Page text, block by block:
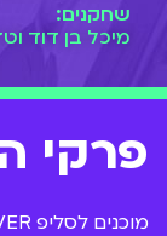
שחקנים:
מיכל בן דוד
פרקי